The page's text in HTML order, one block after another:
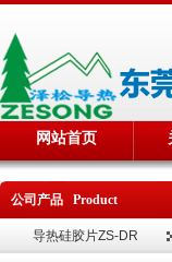
网站首页
公司产品 Product
导热硅胶片ZS-DR